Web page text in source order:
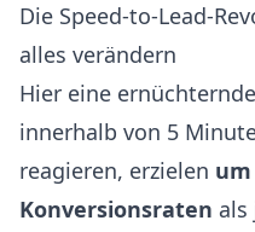
Die Speed-to-Lead-
alles verändern
Hier eine
innerhalb von 5
reagieren, erzielen um
Konversionsraten als